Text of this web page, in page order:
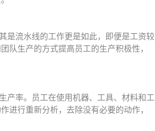
是流水线的工作更是如此，即便是工资较
队生产的方式提高员工的生产积极性，
产率。员工在使用机器、工具、材料和工
进行重新分析，去除没有必要的动作，